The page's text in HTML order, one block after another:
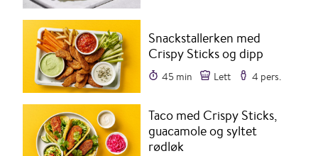
Snackstallerken med
Crispy Sticks og dipp
45 min Lett 4 pers.
Taco med Crispy Sticks,
guacamole og syltet
rødløk